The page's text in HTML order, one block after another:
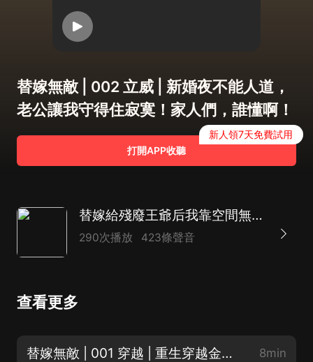
替嫁無敵 | 002 立威 | 新婚夜不能人道，
老公讓我守得住寂寞！家人們，誰懂啊！
打開APP收聽
新人領7天免費試用
替嫁給殘廢王爺后我靠空間無敵丨穿越替嫁丨系統空間丨無敵爽文
290次播放 423條聲音
查看更多
替嫁無敵 | 001 穿越 | 重生穿越金手指 |做個手術累嗝屁穿越了，哼，没我你得截肢！ 8min